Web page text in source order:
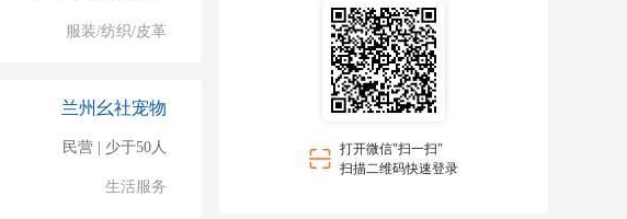
服装/纺织/皮革
兰州幺社宠物
民营 | 少于50人
生活服务
打开微信"扫一扫"
扫描二维码快速登录